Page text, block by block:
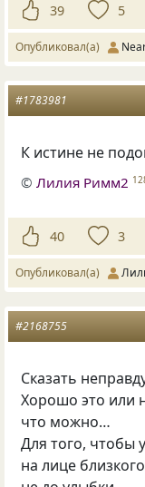
39 5
Опубликовал(а)
#1783981
К истине не
©Лилия Римм2
40 3
Опубликовал(а)
#2168755
Сказать
Хорошо это или
что можно…
Для того, чтобы
на лице